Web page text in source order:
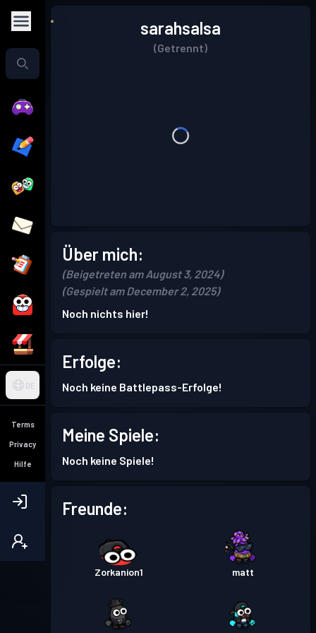
DE
Terms
Privacy
Hilfe
sarahsalsa
(Getrennt)
Über mich:
(Beigetreten am August 3, 2024)
(Gespielt am December 2, 2025)
Noch nichts hier!
Erfolge:
Noch keine Battlepass-Erfolge!
Meine Spiele:
Noch keine Spiele!
Freunde:
Zorkanion1 matt